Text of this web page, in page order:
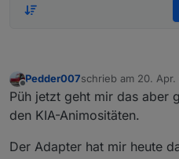
Offline
Pedder007schrieb am 20. Apr.
zuletzt editiert von
Püh jetzt geht mir das aber
den KIA-Animositäten.
Der Adapter hat mir heute